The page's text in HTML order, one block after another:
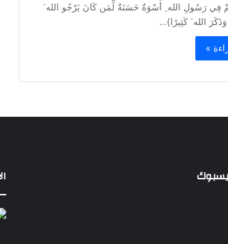
فِي رَسُولِ الله ِ أُسْوَةٌ حَسَنَةٌ لِّمَن كَانَ يَرْجُو الله
وَذَكَرَ الله َ كَثِيرًا‏}…
»